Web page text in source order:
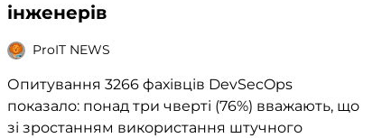
інженерів
ProIT NEWS
Опитування 3266 фахівців DevSecOps
показало: понад три чверті (76%) вважають, що
зі зростанням використання штучного